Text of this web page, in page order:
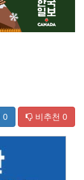
0 비추천 0